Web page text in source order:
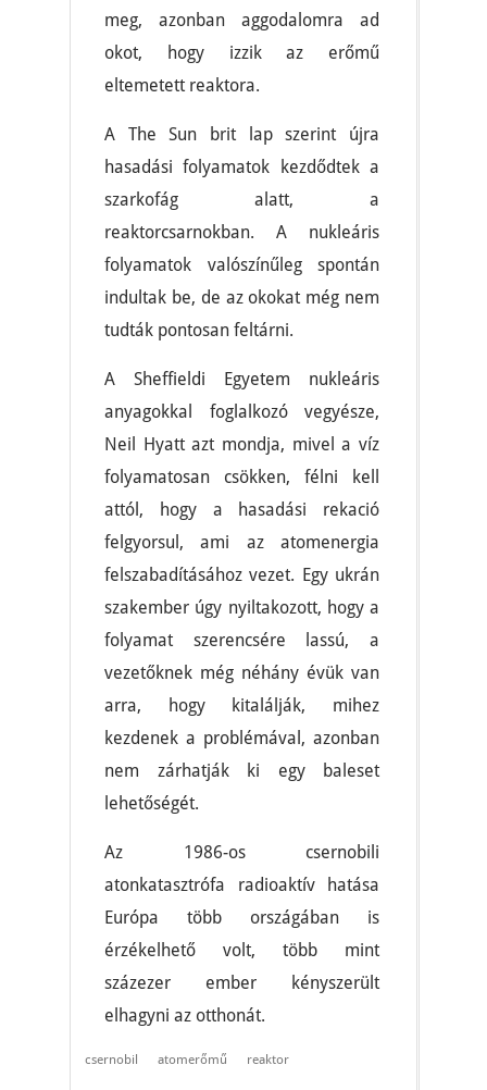
meg, azonban aggodalomra ad
okot, hogy izzik az erőmű
eltemetett reaktora.
A The Sun brit lap szerint újra
hasadási folyamatok kezdődtek a
szarkofág alatt, a
reaktorcsarnokban. A nukleáris
folyamatok valószínűleg spontán
indultak be, de az okokat még nem
tudták pontosan feltárni.
A Sheffieldi Egyetem nukleáris
anyagokkal foglalkozó vegyésze,
Neil Hyatt azt mondja, mivel a víz
folyamatosan csökken, félni kell
attól, hogy a hasadási rekació
felgyorsul, ami az atomenergia
felszabadításához vezet. Egy ukrán
szakember úgy nyiltakozott, hogy a
folyamat szerencsére lassú, a
vezetőknek még néhány évük van
arra, hogy kitalálják, mihez
kezdenek a problémával, azonban
nem zárhatják ki egy baleset
lehetőségét.
Az 1986-os csernobili
atonkatasztrófa radioaktív hatása
Európa több országában is
érzékelhető volt, több mint
százezer ember kényszerült
elhagyni az otthonát.
csernobil atomerőmű reaktor